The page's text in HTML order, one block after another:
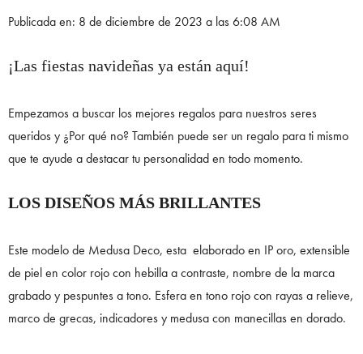
Publicada en: 8 de diciembre de 2023 a las 6:08 AM
¡Las fiestas navideñas ya están aquí!
Empezamos a buscar los mejores regalos para nuestros seres
queridos y ¿Por qué no? También puede ser un regalo para ti mismo
que te ayude a destacar tu personalidad en todo momento.
LOS DISEÑOS MÁS BRILLANTES
Este modelo de Medusa Deco, esta elaborado en IP oro, extensible
de piel en color rojo con hebilla a contraste, nombre de la marca
grabado y pespuntes a tono. Esfera en tono rojo con rayas a relieve,
marco de grecas, indicadores y medusa con manecillas en dorado.